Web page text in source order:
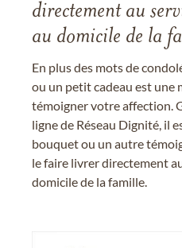
directement au
au domicile de la
En plus des mots de
ou un petit cadeau est une
témoigner votre affection.
ligne de Réseau Dignité, il
bouquet ou un autre
le faire livrer directement
domicile de la famille.